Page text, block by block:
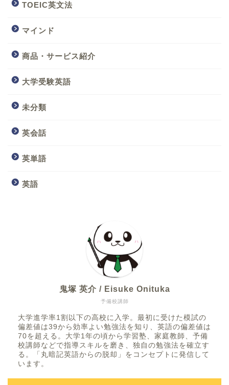
TOEIC英文法
マインド
商品・サービス紹介
大学受験英語
未分類
英会話
英単語
英語
予備校講師
鬼塚 英介 / Eisuke Onituka
大学進学率1割以下の高校に入学。最初に受けた模試の
偏差値は39から効率よい勉強法を知り、英語の偏差値は
70を超える。大学1年の頃から学習塾、家庭教師、予備
校講師などで指導スキルを磨き、独自の勉強法を確立す
る。「丸暗記英語からの脱却」をコンセプトに発信して
います。